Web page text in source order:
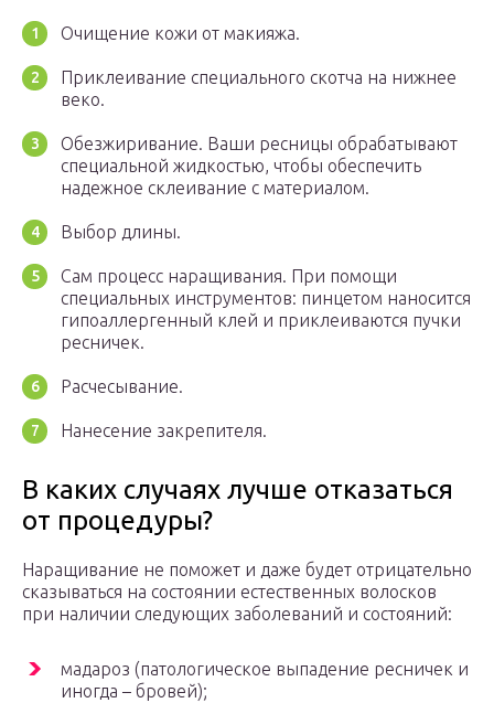
Очищение кожи от макияжа.
Приклеивание специального скотча на нижнее
веко.
Обезжиривание. Ваши ресницы обрабатывают
специальной жидкостью, чтобы обеспечить
надежное склеивание с материалом.
Выбор длины.
Сам процесс наращивания. При помощи
специальных инструментов: пинцетом наносится
гипоаллергенный клей и приклеиваются пучки
ресничек.
Расчесывание.
Нанесение закрепителя.
В каких случаях лучше отказаться
от процедуры?
Наращивание не поможет и даже будет отрицательно
сказываться на состоянии естественных волосков
при наличии следующих заболеваний и состояний:
мадароз (патологическое выпадение ресничек и
иногда – бровей);